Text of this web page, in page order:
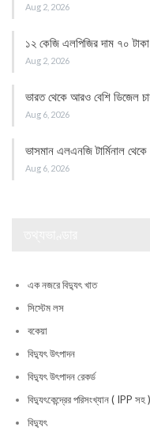
Aug 2, 2026
১২ কেজি এলপিজির দাম ৭০ টাকা
Aug 2, 2026
ভারত থেকে আরও বেশি ডিজেল
Aug 6, 2026
ভাসমান এলএনজি টার্মিনাল
Aug 6, 2026
এক নজরে বিদ্যুৎ খাত
সিস্টেম লস
বকেয়া
বিদ্যুৎ উৎপাদন
বিদ্যুৎ উৎপাদন রেকর্ড
বিদ্যুৎকেন্দ্রের পরিসংখ্যান ( IPP সহ )
বিদ্যুৎ